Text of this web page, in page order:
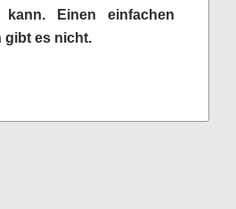
kann. Einen einfachen
gibt es nicht.